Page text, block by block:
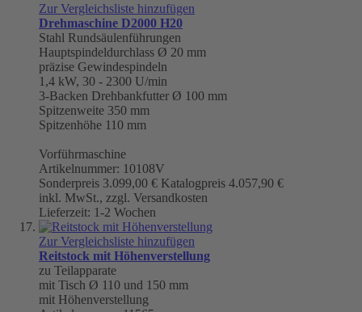
Zur Vergleichsliste hinzufügen
Drehmaschine D2000 H20
Stahl Rundsäulenführungen
Hauptspindeldurchlass Ø 20 mm
präzise Gewindespindeln
1,4 kW, 30 - 2300 U/min
3-Backen Drehbankfutter Ø 100 mm
Spitzenweite 350 mm
Spitzenhöhe 110 mm
Vorführmaschine
Artikelnummer: 10108V
Sonderpreis 3.099,00 € Katalogpreis 4.057,90 €
inkl. MwSt., zzgl. Versandkosten
Lieferzeit: 1-2 Wochen
Zur Vergleichsliste hinzufügen
Reitstock mit Höhenverstellung
zu Teilapparate
mit Tisch Ø 110 und 150 mm
mit Höhenverstellung